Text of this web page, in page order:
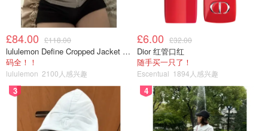
图片来自Vogue，版权属于原作者
£84.00 £118.00
lululemon Define Cropped Jacket Nulu 短款夹克
码全！！
lululemon 2100人感兴趣
£6.00 £32.00
Dior 红管口红
随手买一只了！
Escentual 1894人感兴趣
3 4